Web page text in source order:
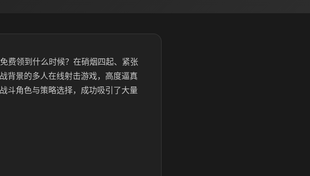
费领到什么时候？ 在硝烟四起、紧张
背景的多人在线射击游戏，高度逼真
斗角色与策略选择，成功吸引了大量